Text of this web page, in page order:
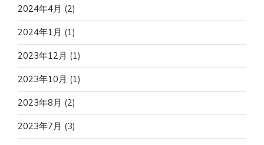
2024年4月 (2)
2024年1月 (1)
2023年12月 (1)
2023年10月 (1)
2023年8月 (2)
2023年7月 (3)